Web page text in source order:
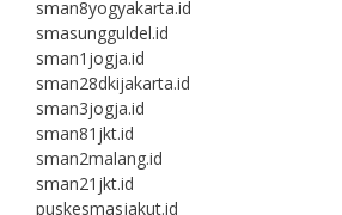
sman8yogyakarta.id
smasungguldel.id
sman1jogja.id
sman28dkijakarta.id
sman3jogja.id
sman81jkt.id
sman2malang.id
sman21jkt.id
puskesmasjakut.id